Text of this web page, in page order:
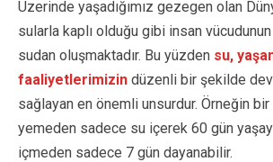
Üzerinde yaşadığımız gezegen olan
sularla kaplı olduğu gibi insan
sudan oluşmaktadır. Bu yüzden su,
faaliyetlerimizin düzenli bir şekilde
sağlayan en önemli unsurdur. Örneğin
yemeden sadece su içerek 60 gün
içmeden sadece 7 gün dayanabilir.